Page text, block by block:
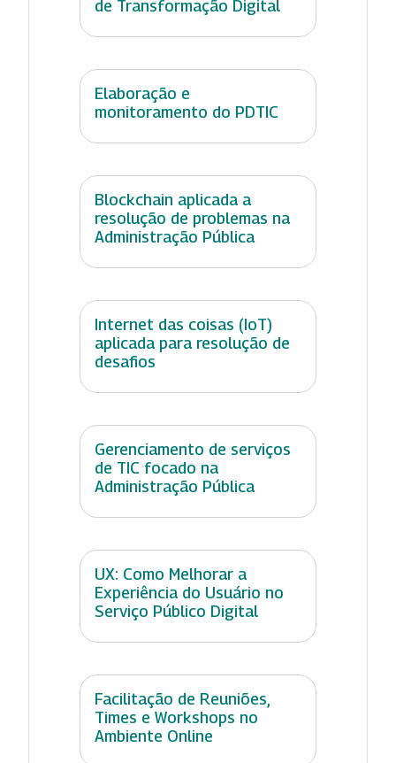
de Transformação Digital
Elaboração e
monitoramento do PDTIC
Blockchain aplicada a
resolução de problemas na
Administração Pública
Internet das coisas (IoT)
aplicada para resolução de
desafios
Gerenciamento de serviços
de TIC focado na
Administração Pública
UX: Como Melhorar a
Experiência do Usuário no
Serviço Público Digital
Facilitação de Reuniões,
Times e Workshops no
Ambiente Online